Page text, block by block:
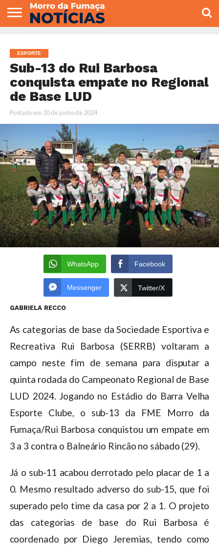
VEREADORES
ESPORTE
Sub-13 do Rui Barbosa
conquista empate no Regional
de Base LUD
Postado em 30 de junho de 2024
WhatsApp Facebook
Messenger Twitter/X
GABRIELA RECCO
As categorias de base da Sociedade Esportiva e
Recreativa Rui Barbosa (SERRB) voltaram a
campo neste fim de semana para disputar a
quinta rodada do Campeonato Regional de Base
LUD 2024. Jogando no Estádio do Barra Velha
Esporte Clube, o sub-13 da FME Morro da
Fumaça/Rui Barbosa conquistou um empate em
3 a 3 contra o Balneário Rincão no sábado (29).
Já o sub-11 acabou derrotado pelo placar de 1 a
0. Mesmo resultado adverso do sub-15, que foi
superado pelo time da casa por 2 a 1. O projeto
das categorias de base do Rui Barbosa é
coordenado por Diego Jeremias, tendo como